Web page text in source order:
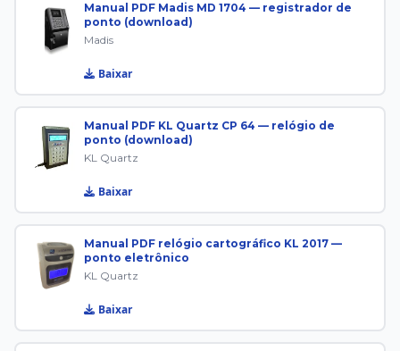
Manual PDF Madis MD 1704 — registrador de
ponto (download)
Madis
Baixar
Manual PDF KL Quartz CP 64 — relógio de
ponto (download)
KL Quartz
Baixar
Manual PDF relógio cartográfico KL 2017 —
ponto eletrônico
KL Quartz
Baixar